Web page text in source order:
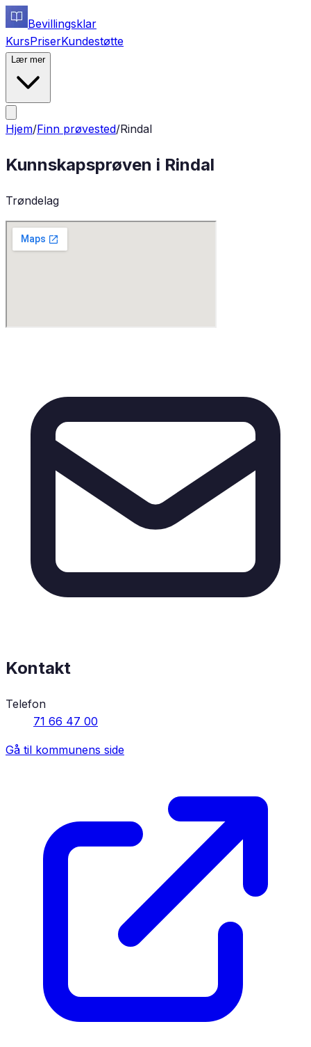
Bevillingsklar
KursPriserKundestøtte
Lær mer
Hjem/Finn prøvested/Rindal
Kunnskapsprøven i Rindal
Trøndelag
Kontakt
Telefon
71 66 47 00
Gå til kommunens side